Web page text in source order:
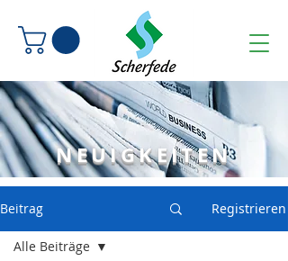
NEUIGKEITEN
Beitrag Registrieren
Alle Beiträge